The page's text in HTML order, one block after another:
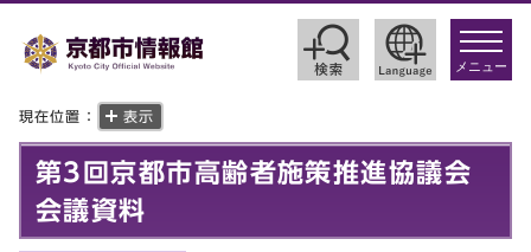
toggle
メニュー
現在位置： 表示
第3回京都市高齢者施策推進協議会
会議資料